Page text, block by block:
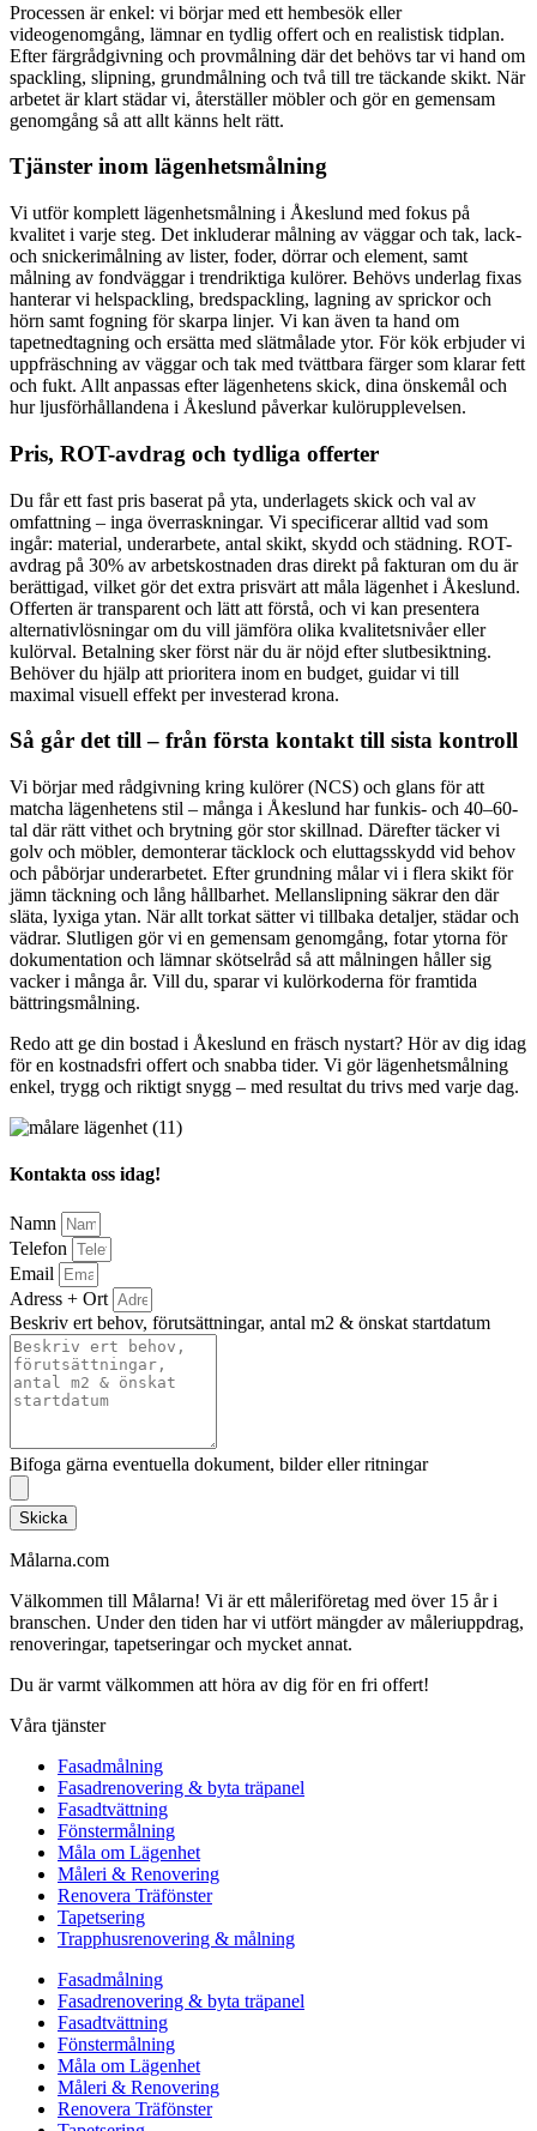
Processen är enkel: vi börjar med ett hembesök eller
videogenomgång, lämnar en tydlig offert och en realistisk tidplan.
Efter färgrådgivning och provmålning där det behövs tar vi hand om
spackling, slipning, grundmålning och två till tre täckande skikt. När
arbetet är klart städar vi, återställer möbler och gör en gemensam
genomgång så att allt känns helt rätt.
Tjänster inom lägenhetsmålning
Vi utför komplett lägenhetsmålning i Åkeslund med fokus på
kvalitet i varje steg. Det inkluderar målning av väggar och tak, lack-
och snickerimålning av lister, foder, dörrar och element, samt
målning av fondväggar i trendriktiga kulörer. Behövs underlag fixas
hanterar vi helspackling, bredspackling, lagning av sprickor och
hörn samt fogning för skarpa linjer. Vi kan även ta hand om
tapetnedtagning och ersätta med slätmålade ytor. För kök erbjuder vi
uppfräschning av väggar och tak med tvättbara färger som klarar fett
och fukt. Allt anpassas efter lägenhetens skick, dina önskemål och
hur ljusförhållandena i Åkeslund påverkar kulörupplevelsen.
Pris, ROT-avdrag och tydliga offerter
Du får ett fast pris baserat på yta, underlagets skick och val av
omfattning – inga överraskningar. Vi specificerar alltid vad som
ingår: material, underarbete, antal skikt, skydd och städning. ROT-
avdrag på 30% av arbetskostnaden dras direkt på fakturan om du är
berättigad, vilket gör det extra prisvärt att måla lägenhet i Åkeslund.
Offerten är transparent och lätt att förstå, och vi kan presentera
alternativlösningar om du vill jämföra olika kvalitetsnivåer eller
kulörval. Betalning sker först när du är nöjd efter slutbesiktning.
Behöver du hjälp att prioritera inom en budget, guidar vi till
maximal visuell effekt per investerad krona.
Så går det till – från första kontakt till sista kontroll
Vi börjar med rådgivning kring kulörer (NCS) och glans för att
matcha lägenhetens stil – många i Åkeslund har funkis- och 40–60-
tal där rätt vithet och brytning gör stor skillnad. Därefter täcker vi
golv och möbler, demonterar täcklock och eluttagsskydd vid behov
och påbörjar underarbetet. Efter grundning målar vi i flera skikt för
jämn täckning och lång hållbarhet. Mellanslipning säkrar den där
släta, lyxiga ytan. När allt torkat sätter vi tillbaka detaljer, städar och
vädrar. Slutligen gör vi en gemensam genomgång, fotar ytorna för
dokumentation och lämnar skötselråd så att målningen håller sig
vacker i många år. Vill du, sparar vi kulörkoderna för framtida
bättringsmålning.
Redo att ge din bostad i Åkeslund en fräsch nystart? Hör av dig idag
för en kostnadsfri offert och snabba tider. Vi gör lägenhetsmålning
enkel, trygg och riktigt snygg – med resultat du trivs med varje dag.
Kontakta oss idag!
Namn
Telefon
Email
Adress + Ort
Beskriv ert behov, förutsättningar, antal m2 & önskat startdatum
Bifoga gärna eventuella dokument, bilder eller ritningar
Skicka
Målarna.com
Välkommen till Målarna! Vi är ett måleriföretag med över 15 år i
branschen. Under den tiden har vi utfört mängder av måleriuppdrag,
renoveringar, tapetseringar och mycket annat.
Du är varmt välkommen att höra av dig för en fri offert!
Våra tjänster
Fasadmålning
Fasadrenovering & byta träpanel
Fasadtvättning
Fönstermålning
Måla om Lägenhet
Måleri & Renovering
Renovera Träfönster
Tapetsering
Trapphusrenovering & målning
Fasadmålning
Fasadrenovering & byta träpanel
Fasadtvättning
Fönstermålning
Måla om Lägenhet
Måleri & Renovering
Renovera Träfönster